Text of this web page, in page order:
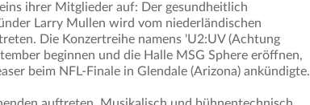
ihrer Mitglieder auf: Der gesundheitlich
Larry Mullen wird vom niederländischen
Die Konzertreihe namens 'U2:UV (Achtung
beginnen und die Halle MSG Sphere eröffnen,
beim NFL-Finale in Glendale (Arizona) ankündigte.